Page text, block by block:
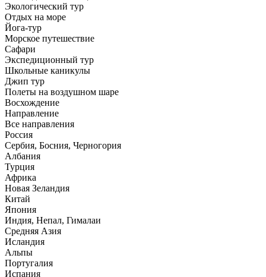
Экологический тур
Отдых на море
Йога-тур
Морское путешествие
Сафари
Экспедиционный тур
Школьные каникулы
Джип тур
Полеты на воздушном шаре
Восхождение
Направлениe
Все направления
Россия
Сербия, Босния, Черногория
Албания
Турция
Африка
Новая Зеландия
Китай
Япония
Индия, Непал, Гималаи
Средняя Азия
Исландия
Альпы
Португалия
Испания